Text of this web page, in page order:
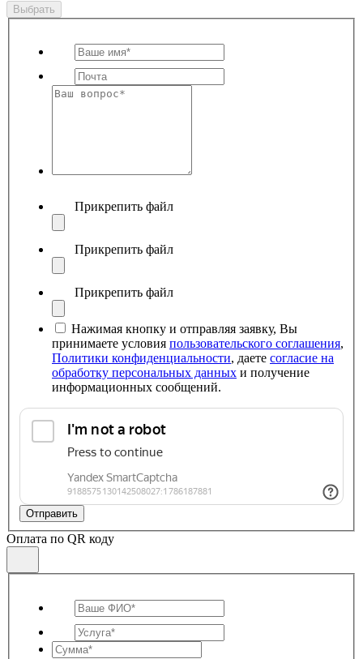
Выбрать
Прикрепить файл
Прикрепить файл
Прикрепить файл
Нажимая кнопку и отправляя заявку, Вы
принимаете условия пользовательского соглашения,
Политики конфиденциальности, даете согласие на
обработку персональных данных и получение
информационных сообщений.
Отправить
Оплата по QR коду